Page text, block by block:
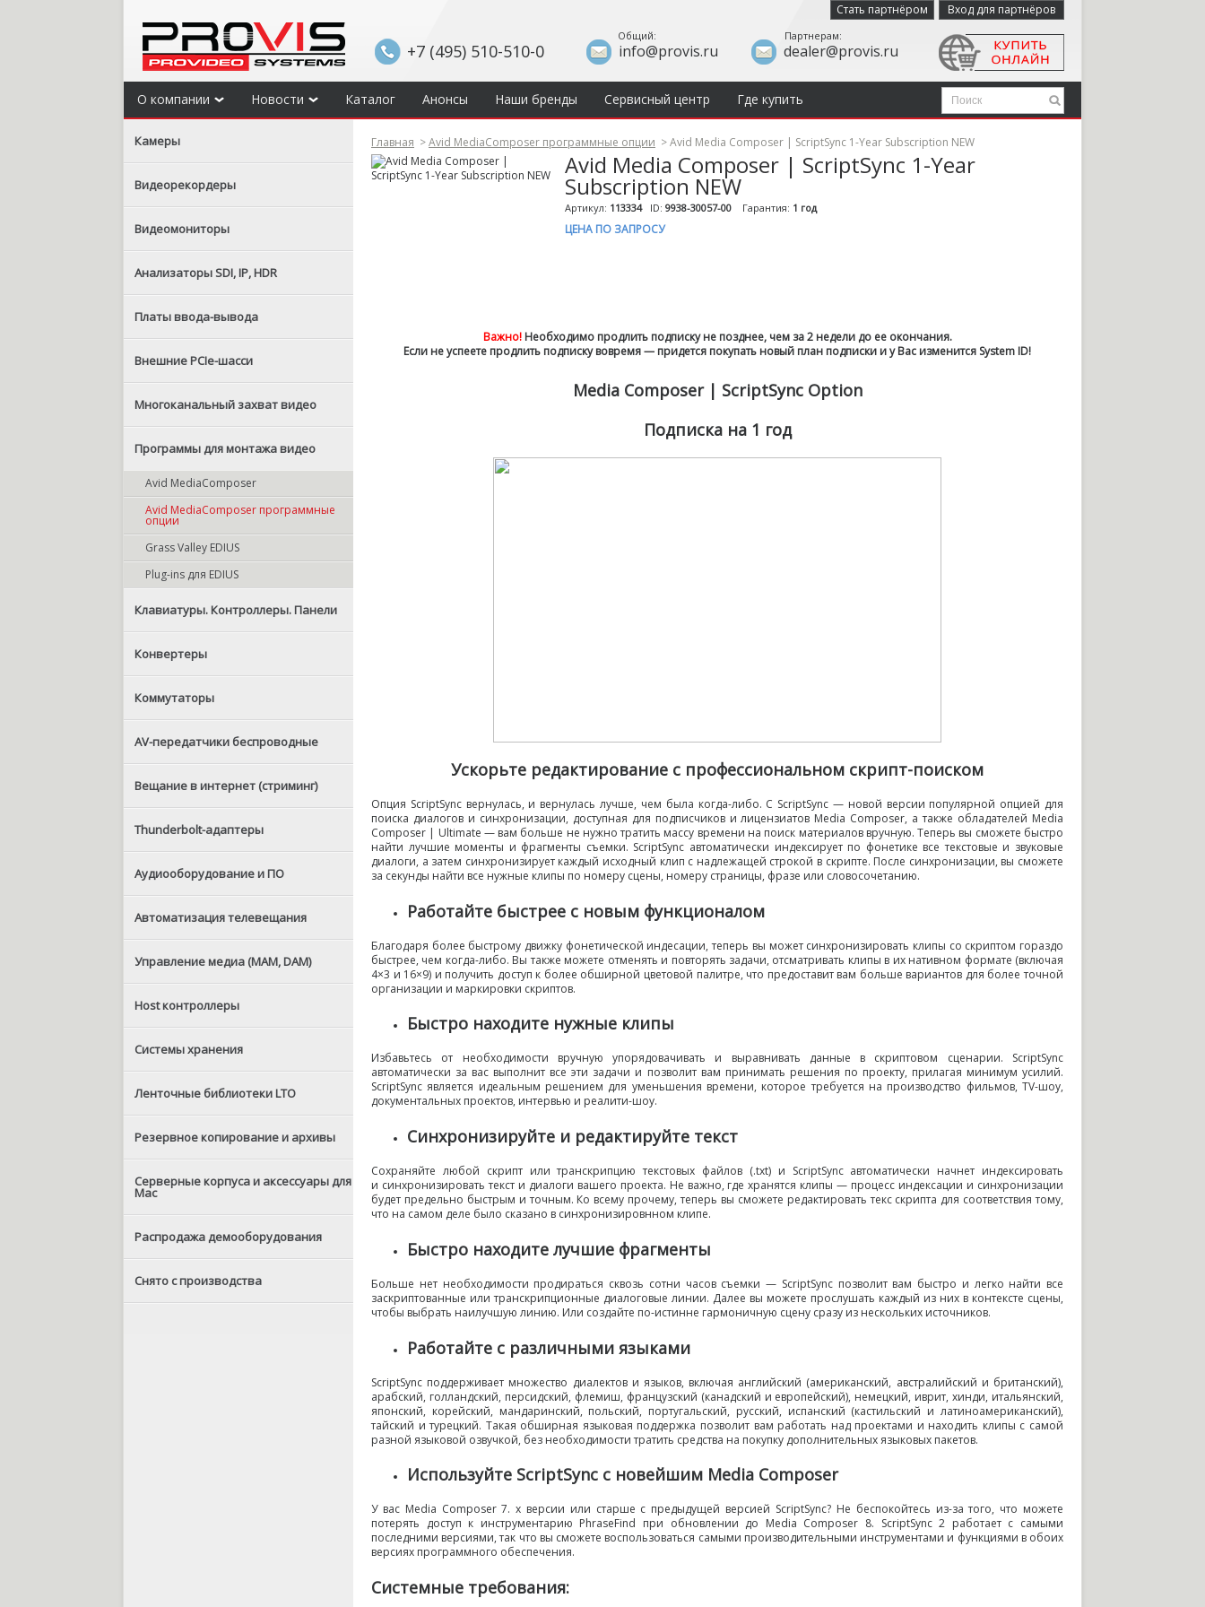
Стать партнёром Вход для партнёров
+7 (495) 510-510-0 info@provis.ru dealer@provis.ru
Общий: Партнерам:
О компании Новости Каталог Анонсы Наши бренды Сервисный центр Где купить
Камеры
Видеорекордеры
Видеомониторы
Анализаторы SDI, IP, HDR
Платы ввода-вывода
Внешние PCIe-шасси
Многоканальный захват видео
Программы для монтажа видео
Avid MediaComposer
Avid MediaComposer программные
опции
Grass Valley EDIUS
Plug-ins для EDIUS
Клавиатуры. Контроллеры. Панели
Конвертеры
Коммутаторы
AV-передатчики беспроводные
Вещание в интернет (стриминг)
Thunderbolt-адаптеры
Аудиооборудование и ПО
Автоматизация телевещания
Управление медиа (MAM, DAM)
Host контроллеры
Системы хранения
Ленточные библиотеки LTO
Резервное копирование и архивы
Серверные корпуса и аксессуары для
Mac
Распродажа демооборудования
Снято с производства
Главная >Avid MediaComposer программные опции >Avid Media Composer | ScriptSync 1-Year Subscription NEW
Avid Media Composer | ScriptSync 1-Year
Subscription NEW
Артикул: 113334ID: 9938-30057-00 Гарантия: 1 год
ЦЕНА ПО ЗАПРОСУ
Важно!Необходимо продлить подписку не позднее, чем за 2 недели до ее окончания.
Если не успеете продлить подписку вовремя — придется покупать новый план подписки и у Вас изменится System ID!
Media Composer | ScriptSync Option
Подписка на 1 год
Ускорьте редактирование с профессиональном скрипт-поиском
Опция ScriptSync вернулась, и вернулась лучше, чем была когда-либо. С ScriptSync — новой версии популярной опцией для
поиска диалогов и синхронизации, доступная для подписчиков и лицензиатов Media Composer, а также обладателей Media
Composer | Ultimate — вам больше не нужно тратить массу времени на поиск материалов вручную. Теперь вы сможете быстро
найти лучшие моменты и фрагменты съемки. ScriptSync автоматически индексирует по фонетике все текстовые и звуковые
диалоги, а затем синхронизирует каждый исходный клип с надлежащей строкой в скрипте. После синхронизации, вы сможете
за секунды найти все нужные клипы по номеру сцены, номеру страницы, фразе или словосочетанию.
Работайте быстрее c новым функционалом
Благодаря более быстрому движку фонетической индесации, теперь вы может синхронизировать клипы со скриптом гораздо
быстрее, чем когда-либо. Вы также можете отменять и повторять задачи, отсматривать клипы в их нативном формате (включая
4×3 и 16×9) и получить доступ к более обширной цветовой палитре, что предоставит вам больше вариантов для более точной
организации и маркировки скриптов.
Быстро находите нужные клипы
Избавьтесь от необходимости вручную упорядовачивать и выравнивать данные в скриптовом сценарии. ScriptSync
автоматически за вас выполнит все эти задачи и позволит вам принимать решения по проекту, прилагая минимум усилий.
ScriptSync является идеальным решением для уменьшения времени, которое требуется на производство фильмов, TV-шоу,
документальных проектов, интервью и реалити-шоу.
Синхронизируйте и редактируйте текст
Сохраняйте любой скрипт или транскрипцию текстовых файлов (.txt) и ScriptSync автоматически начнет индексировать
и синхронизировать текст и диалоги вашего проекта. Не важно, где хранятся клипы — процесс индексации и синхронизации
будет предельно быстрым и точным. Ко всему прочему, теперь вы сможете редактировать текс скрипта для соответствия тому,
что на самом деле было сказано в синхронизировнном клипе.
Быстро находите лучшие фрагменты
Больше нет необходимости продираться сквозь сотни часов съемки — ScriptSync позволит вам быстро и легко найти все
заскриптованные или транскрипционные диалоговые линии. Далее вы можете прослушать каждый из них в контексте сцены,
чтобы выбрать наилучшую линию. Или создайте по-истинне гармоничную сцену сразу из нескольких источников.
Работайте с различными языками
ScriptSync поддерживает множество диалектов и языков, включая английский (американский, австралийский и британский),
арабский, голландский, персидский, флемиш, французский (канадский и европейский), немецкий, иврит, хинди, итальянский,
японский, корейский, мандаринский, польский, португальский, русский, испанский (кастильский и латиноамериканский),
тайский и турецкий. Такая обширная языковая поддержка позволит вам работать над проектами и находить клипы с самой
разной языковой озвучкой, без необходимости тратить средства на покупку дополнительных языковых пакетов.
Используйте ScriptSync с новейшим Media Composer
У вас Media Composer 7. x версии или старше с предыдущей версией ScriptSync? Не беспокойтесь из-за того, что можете
потерять доступ к инструментарию PhraseFind при обновлении до Media Composer 8. ScriptSync 2 работает с самыми
последними версиями, так что вы сможете воспользоваться самыми производительными инструментами и функциями в обоих
версиях программного обеспечения.
Системные требования: